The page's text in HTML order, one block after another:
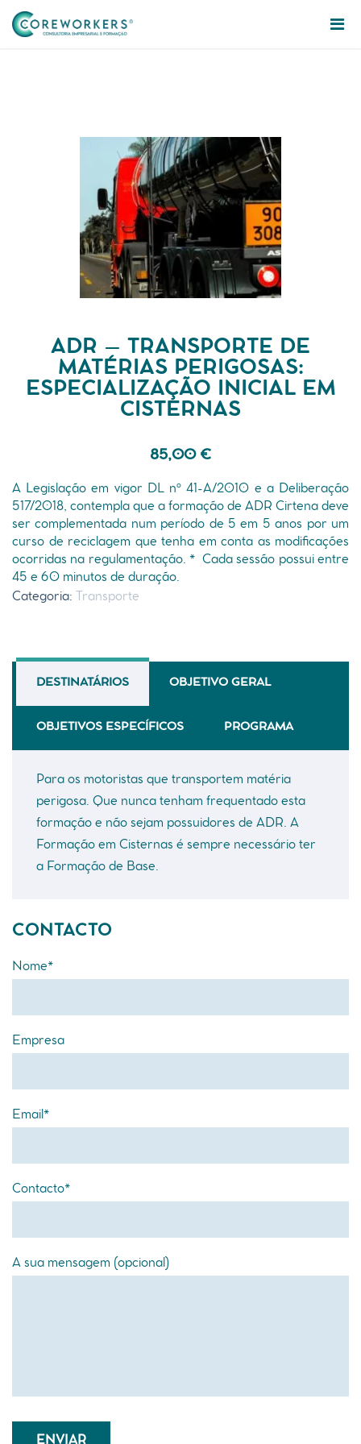
ADR – TRANSPORTE DE
MATÉRIAS PERIGOSAS:
ESPECIALIZAÇÃO INICIAL EM
CISTERNAS
85,00 €
A Legislação em vigor DL nº 41-A/2010 e a Deliberação
517/2018, contempla que a formação de ADR Cirtena deve
ser complementada num período de 5 em 5 anos por um
curso de reciclagem que tenha em conta as modificações
ocorridas na regulamentação.* Cada sessão possui entre
45 e 60 minutos de duração.
Categoria: Transporte
DESTINATÁRIOS OBJETIVO GERAL
OBJETIVOS ESPECÍFICOS PROGRAMA
Para os motoristas que transportem matéria
perigosa. Que nunca tenham frequentado esta
formação e não sejam possuidores de ADR. A
Formação em Cisternas é sempre necessário ter
a Formação de Base.
CONTACTO
Nome*
Empresa
Email*
Contacto*
A sua mensagem (opcional)